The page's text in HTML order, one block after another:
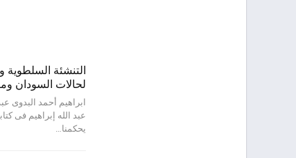
التنشئة السلطوية
لحالات السودان
ابراهيم أحمد البدوى
عبد الله إبراهيم فى
يحكمنا…